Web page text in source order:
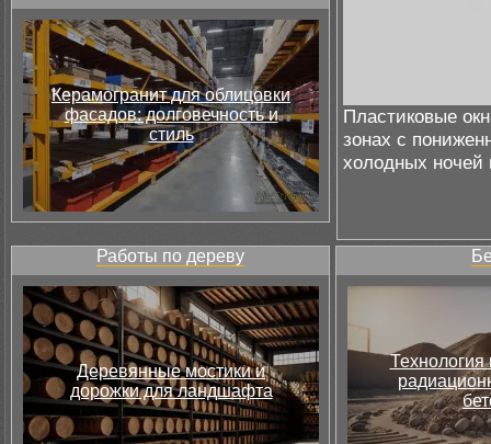
Керамогранит для облицовки
фасадов: долговечность и
стиль
Пластиковые
зонах с
холодных
Работы по дереву
Деревянные мостики и
дорожки для ландшафта
Технология